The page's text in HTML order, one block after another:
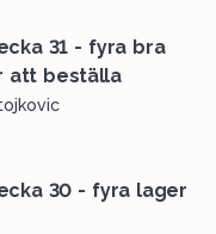
31 - fyra bra
att beställa
30 - fyra lager